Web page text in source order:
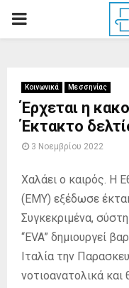
PRIMARY
Κοινωνικά Μεσσηνίας
Έρχεται η
Έκτακτο
3 Νοεμβρίου 2022
Χαλάει ο καιρός. Η
(ΕΜΥ) εξέδωσε
Συγκεκριμένα,
“EVA” δημιουργεί
Ιταλία την
νοτιοανατολικά